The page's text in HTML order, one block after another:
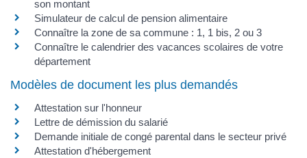
son montant
Simulateur de calcul de pension alimentaire
Connaître la zone de sa commune : 1, 1 bis, 2 ou 3
Connaître le calendrier des vacances scolaires de votre
département
Modèles de document les plus demandés
Attestation sur l'honneur
Lettre de démission du salarié
Demande initiale de congé parental dans le secteur privé
Attestation d'hébergement